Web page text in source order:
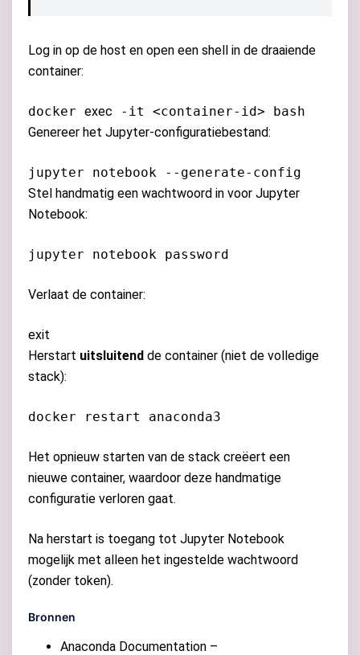
Log in op de host en open een shell in de draaiende
container:
docker exec -it <container-id> bash
Genereer het Jupyter-configuratiebestand:
jupyter notebook --generate-config
Stel handmatig een wachtwoord in voor Jupyter
Notebook:
jupyter notebook password
Verlaat de container:
exit
Herstart uitsluitend de container (niet de volledige
stack):
docker restart anaconda3
Het opnieuw starten van de stack creëert een
nieuwe container, waardoor deze handmatige
configuratie verloren gaat.
Na herstart is toegang tot Jupyter Notebook
mogelijk met alleen het ingestelde wachtwoord
(zonder token).
Bronnen
Anaconda Documentation –